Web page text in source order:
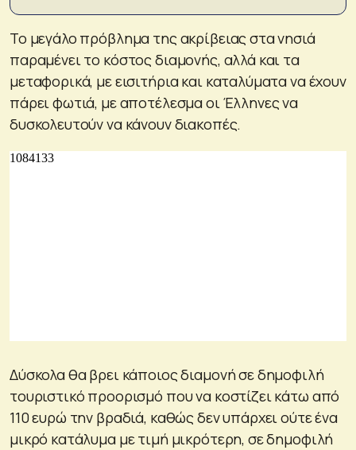
Το μεγάλο πρόβλημα της ακρίβειας στα νησιά
παραμένει το κόστος διαμονής, αλλά και τα
μεταφορικά, με εισιτήρια και καταλύματα να έχουν
πάρει φωτιά, με αποτέλεσμα οι Έλληνες να
δυσκολευτούν να κάνουν διακοπές.
Δύσκολα θα βρει κάποιος διαμονή σε δημοφιλή
τουριστικό προορισμό που να κοστίζει κάτω από
110 ευρώ την βραδιά, καθώς δεν υπάρχει ούτε ένα
μικρό κατάλυμα με τιμή μικρότερη, σε δημοφιλή